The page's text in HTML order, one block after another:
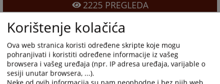
2225PREGLEDA
Korištenje kolačića
Ova web stranica koristi određene skripte koje mogu
pohranjivati i koristiti određene informacije iz vašeg
browsera i vašeg uređaja (npr. IP adresa uređaja, varijable o
sesiji unutar browsera, ...).